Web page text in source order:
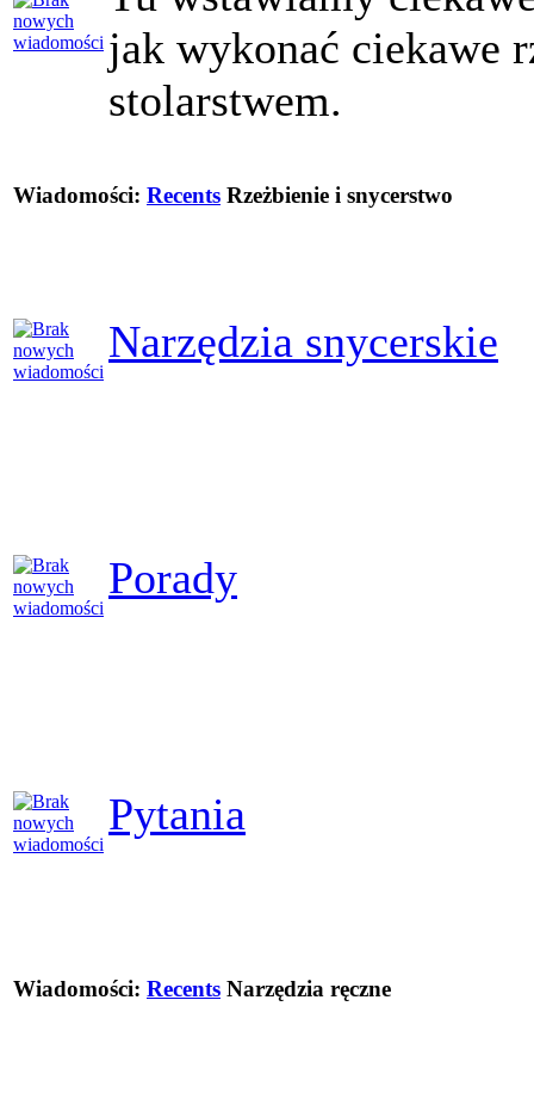
jak wykonać ciekawe
stolarstwem.
Wiadomości: Recents Rzeżbienie i snycerstwo
Narzędzia snycerskie
Porady
Pytania
Wiadomości: Recents Narzędzia ręczne